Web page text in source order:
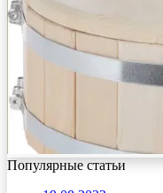
Популярные статьи